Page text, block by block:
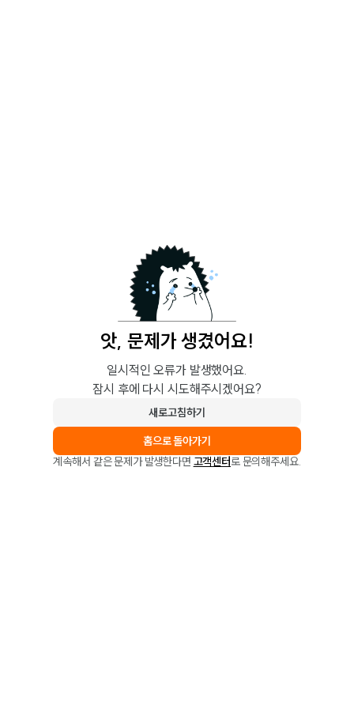
앗, 문제가 생겼어요!
일시적인 오류가 발생했어요.
잠시 후에 다시 시도해주시겠어요?
새로고침하기
홈으로 돌아가기
계속해서 같은 문제가 발생한다면 고객센터로 문의해주세요.